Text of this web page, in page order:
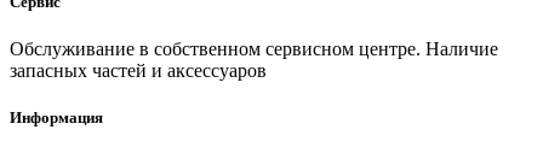
Обслуживание в собственном сервисном центре. Наличие
запасных частей и аксессуаров
Информация